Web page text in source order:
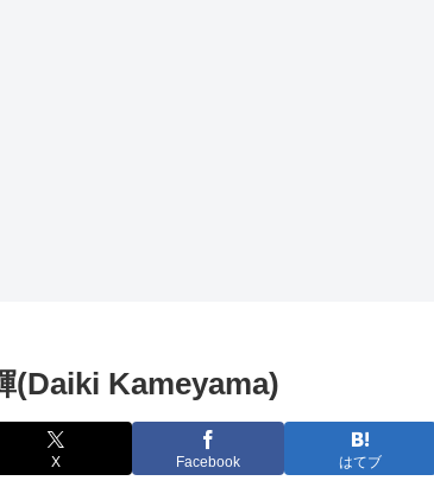
(Daiki Kameyama)
X Facebook はてブ